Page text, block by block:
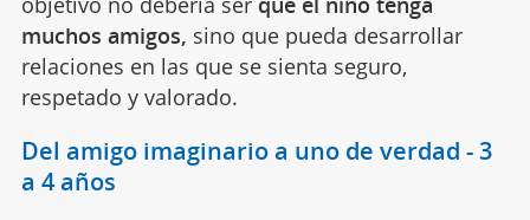
muchos amigos, sino que pueda desarrollar
relaciones en las que se sienta seguro,
respetado y valorado.
Del amigo imaginario a uno de verdad - 3
a 4 años